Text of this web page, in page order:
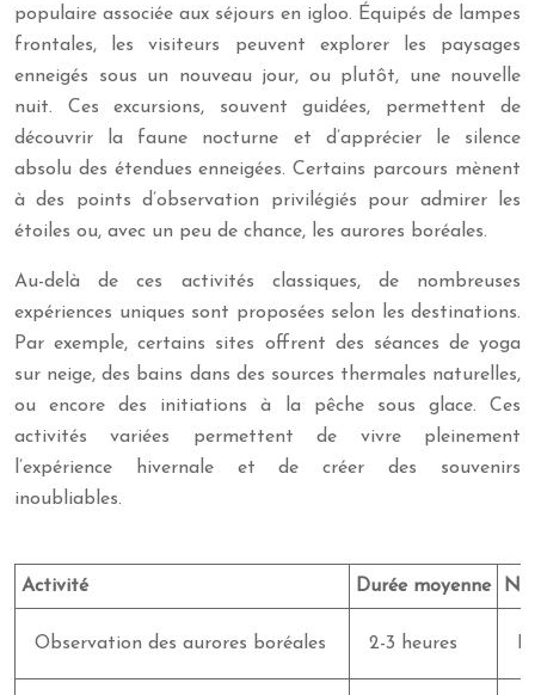
populaire associée aux séjours en igloo. Équipés de lampes
frontales, les visiteurs peuvent explorer les paysages
enneigés sous un nouveau jour, ou plutôt, une nouvelle
nuit. Ces excursions, souvent guidées, permettent de
découvrir la faune nocturne et d’apprécier le silence
absolu des étendues enneigées. Certains parcours mènent
à des points d’observation privilégiés pour admirer les
étoiles ou, avec un peu de chance, les aurores boréales.
Au-delà de ces activités classiques, de nombreuses
expériences uniques sont proposées selon les destinations.
Par exemple, certains sites offrent des séances de yoga
sur neige, des bains dans des sources thermales naturelles,
ou encore des initiations à la pêche sous glace. Ces
activités variées permettent de vivre pleinement
l’expérience hivernale et de créer des souvenirs
inoubliables.
Activité Durée moyenne
Observation des aurores boréales 2-3 heures